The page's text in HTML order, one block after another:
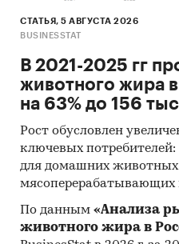
1. Производитель
2. Категория
3. Год импорта/экспорта
4. Месяц импорта/
5. Компании
6. Страны получатели,
производители товара
7. Объем импорта и
СТАТЬЯ, 5 АВГУСТА 2026
BUSINESSTAT
В 2021-2025 гг
животного жира
на 63% до 156
Рост обусловлен
ключевых
для домашних
мясоперерабатывающих
По данным «Анализа
животного жира в